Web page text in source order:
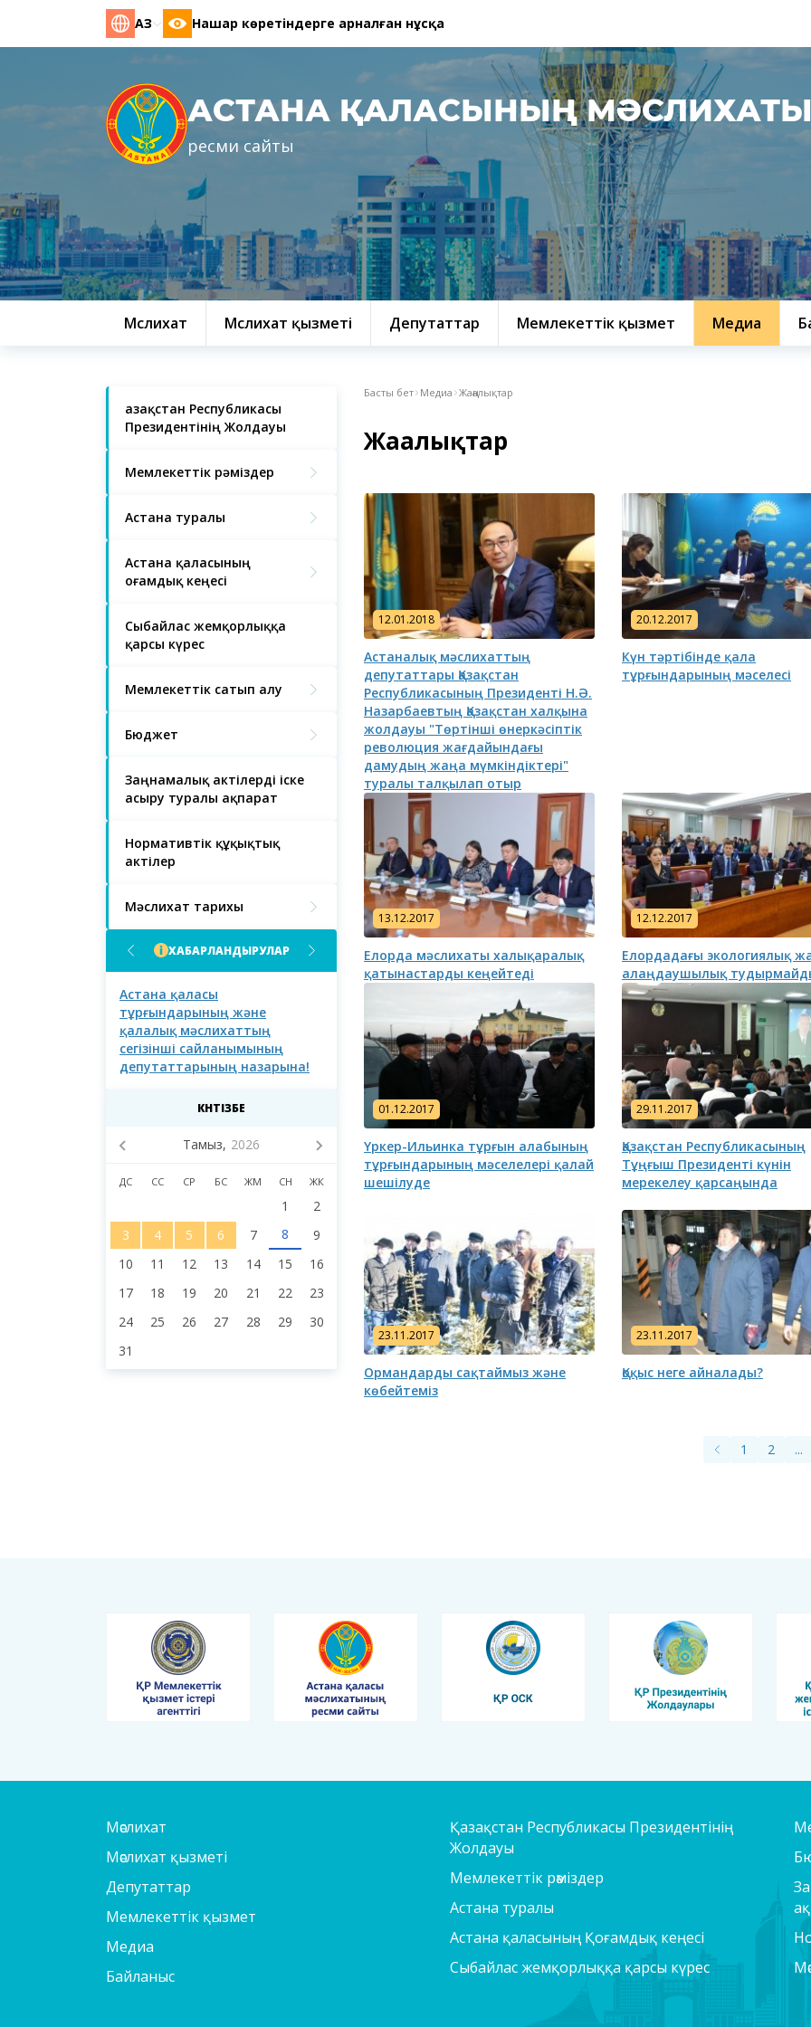
ҚАЗ Нашар көретіндерге арналған нұсқа
АСТАНА ҚАЛАСЫНЫҢ МӘСЛИХАТЫ
ресми сайты
Мәслихат Мәслихат қызметі Депутаттар Мемлекеттік қызмет Медиа
Қазақстан Республикасы
Президентінің Жолдауы
Мемлекеттік рәміздер
Астана туралы
Астана қаласының
Қоғамдық кеңесі
Сыбайлас жемқорлыққа
қарсы күрес
Мемлекеттік сатып алу
Бюджет
Заңнамалық актілерді іске
асыру туралы ақпарат
Нормативтік құқықтық
актілер
Мәслихат тарихы
ХАБАРЛАНДЫРУЛАР
Астана қаласы
тұрғындарының және
қалалық мәслихаттың
сегізінші сайланымының
депутаттарының назарына!
тұрғындарының назарына!
Астана қаласы
тұрғындарының және Астана
қаласы мәслихатының
сегізінші сайланым
депутаттарының назарына!
Бюджеттік
паспорты
КҮНТІЗБЕ
Тамыз, 2026
ДС СС СР БС ЖМ СН ЖК
1
2
3
4 5 6 7 8
9
10
11 12 13 14 15
16
17
18 19 20 21 22
23
24
25 26 27 28 29
30
31
Басты бет Медиа Жаңалықтар
Жаңалықтар
12.01.2018
Астаналық мәслихаттың
депутаттары Қазақстан
Республикасының Президенті Н.Ә.
Назарбаевтың Қазақстан халқына
жолдауы "Төртінші өнеркәсіптік
революция жағдайындағы
дамудың жаңа мүмкіндіктері"
туралы талқылап отыр
20.12.2017
Күн тәртібінде қала
тұрғындарының мәселесі
13.12.2017
Елорда мәслихаты халықаралық
қатынастарды кеңейтеді
12.12.2017
Елордадағы экологиялық
алаңдаушылық
01.12.2017
Үркер-Ильинка тұрғын алабының
тұрғындарының мәселелері қалай
шешілуде
29.11.2017
Қазақстан Республикасының
Тұңғыш Президенті күнін
мерекелеу қарсаңында
23.11.2017
Ормандарды сақтаймыз және
көбейтеміз
23.11.2017
Қоқыс неге айналады?
1 2 ...
Мәслихат
Мәслихат қызметі
Депутаттар
Мемлекеттік қызмет
Медиа
Байланыс
Қазақстан Республикасы Президентінің
Жолдауы
Мемлекеттік рәміздер
Астана туралы
Астана қаласының Қоғамдық кеңесі
Сыбайлас жемқорлыққа қарсы күрес